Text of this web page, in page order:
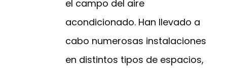
el campo del aire
acondicionado. Han llevado a
cabo numerosas instalaciones
en distintos tipos de espacios,